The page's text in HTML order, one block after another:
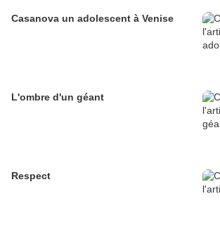
Casanova un adolescent à Venise
L'ombre d'un géant
Respect